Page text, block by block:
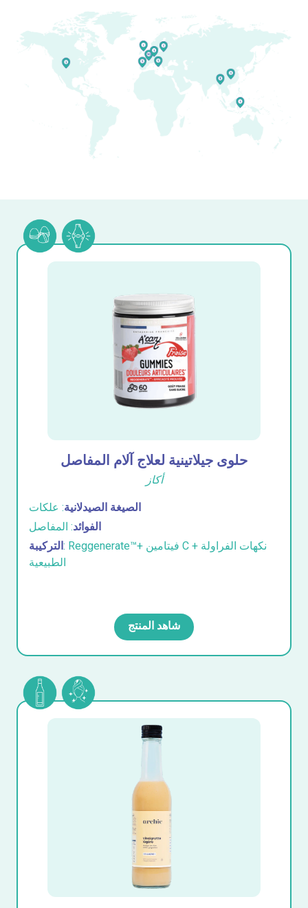
حلوى جيلاتينية لعلاج آلام المفاصل
أكاز
الصيغة الصيدلانية: علكات
الفوائد: المفاصل
التركيبة: Reggenerate™+ فيتامين C + نكهات الفراولة
الطبيعية
شاهد المنتج